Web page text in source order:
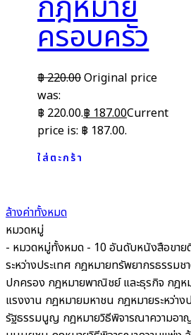
ครอบครัว
฿220.00Original price
was:
฿ 220.00.฿ 187.00Current
price is: ฿ 187.00.
ใส่ตะกร้า
ล้างค่าทั้งหมด
หมวดหมู่
- หมวดหมู่ทั้งหมด - 10 อันดับหนังสือขาย
ระหว่างประเทศ กฎหมายทรัพยากรธรรมช
ปกครอง กฎหมายพาณิชย์ และธุรกิจ กฎห
แรงงาน กฎหมายมหาชน กฎหมายระหว่าง
รัฐธรรมนูญ กฎหมายวิธีพิจารณาความอา